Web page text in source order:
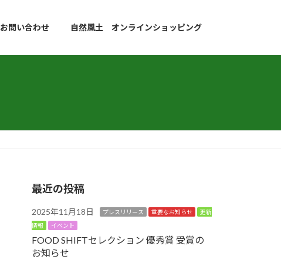
お問い合わせ 自然風土 オンラインショッピング
最近の投稿
2025年11月18日 プレスリリース 重要なお知らせ
更新
情報
イベント
FOOD SHIFTセレクション 優秀賞 受賞の
お知らせ